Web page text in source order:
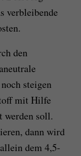
verbleibende
den
steigen
mit Hilfe
werden soll.
dann wird
dem 4,5-